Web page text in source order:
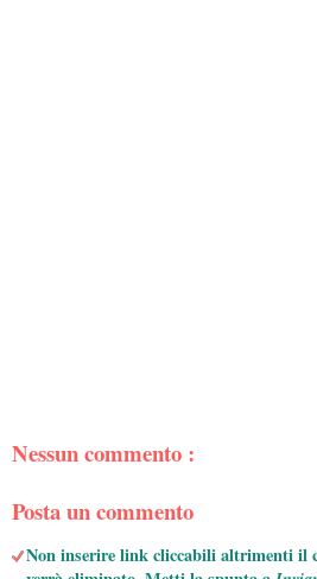
Nessun commento :
Posta un commento
Non inserire link cliccabili altrimenti il